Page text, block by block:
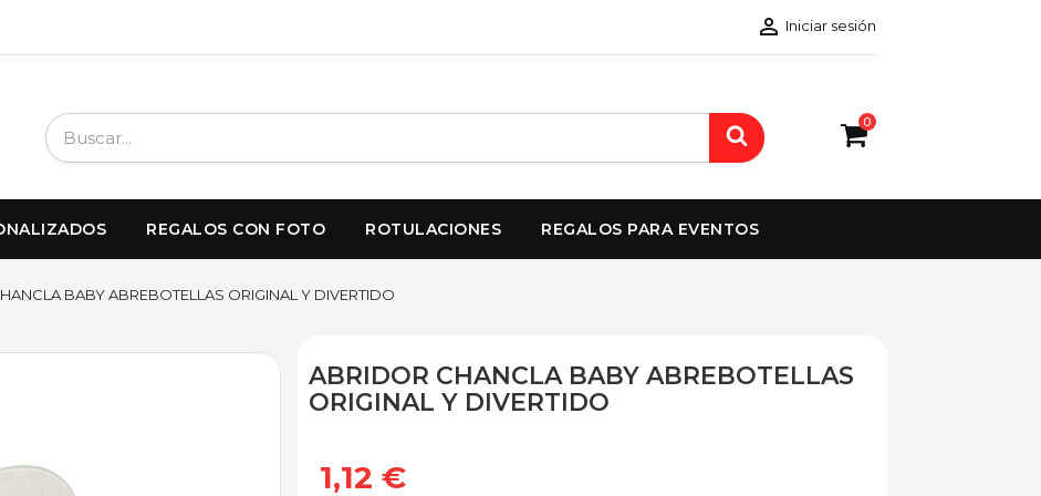
 Iniciar sesión
0
REGALOS CON FOTO ROTULACIONES REGALOS PARA EVENTOS
BABY ABREBOTELLAS ORIGINAL Y DIVERTIDO
ABRIDOR CHANCLA BABY ABREBOTELLAS
ORIGINAL Y DIVERTIDO
1,12 €